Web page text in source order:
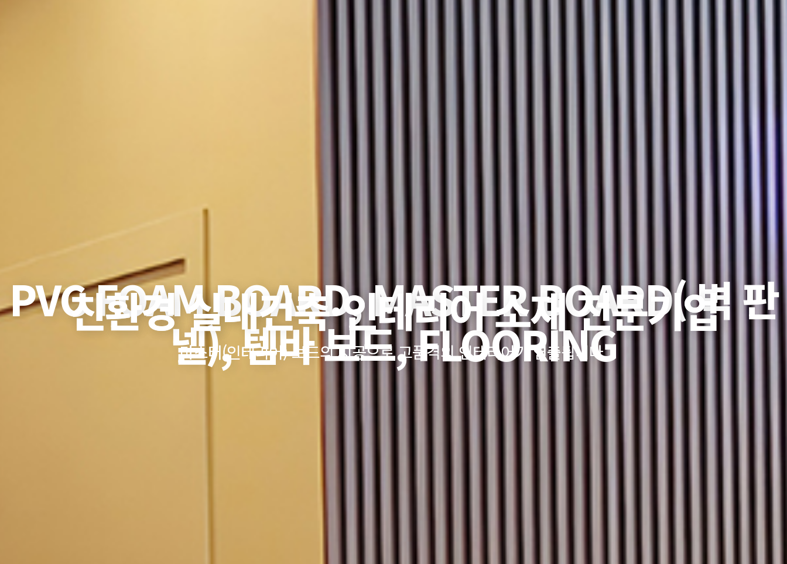
친환경 실내건축·인테리어 소재 전문기업
마스터(인테리어) 보드의 시공으로 고품격의 인테리어가 연출됩니다.
PVC FOAM BOARD, MASTER BOARD( 벽 판
넬), 템바 보드, FLOORING
친환경 실내건축·인테리어 소재 전문기업
마스터(인테리어) 보드의 시공으로 고품격의 인테리어가 연출됩니다.